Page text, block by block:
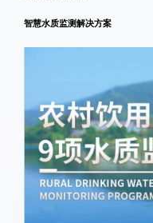
智慧水质监测解决方案